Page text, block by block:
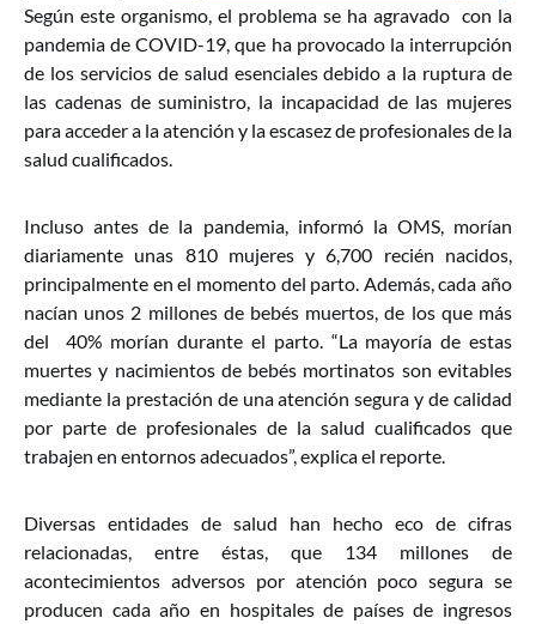
Según este organismo, el problema se ha agravado con la
pandemia de COVID-19, que ha provocado la interrupción
de los servicios de salud esenciales debido a la ruptura de
las cadenas de suministro, la incapacidad de las mujeres
para acceder a la atención y la escasez de profesionales de la
salud cualificados.
Incluso antes de la pandemia, informó la OMS, morían
diariamente unas 810 mujeres y 6,700 recién nacidos,
principalmente en el momento del parto. Además, cada año
nacían unos 2 millones de bebés muertos, de los que más
del 40% morían durante el parto. “La mayoría de estas
muertes y nacimientos de bebés mortinatos son evitables
mediante la prestación de una atención segura y de calidad
por parte de profesionales de la salud cualificados que
trabajen en entornos adecuados”, explica el reporte.
Diversas entidades de salud han hecho eco de cifras
relacionadas, entre éstas, que 134 millones de
acontecimientos adversos por atención poco segura se
producen cada año en hospitales de países de ingresos